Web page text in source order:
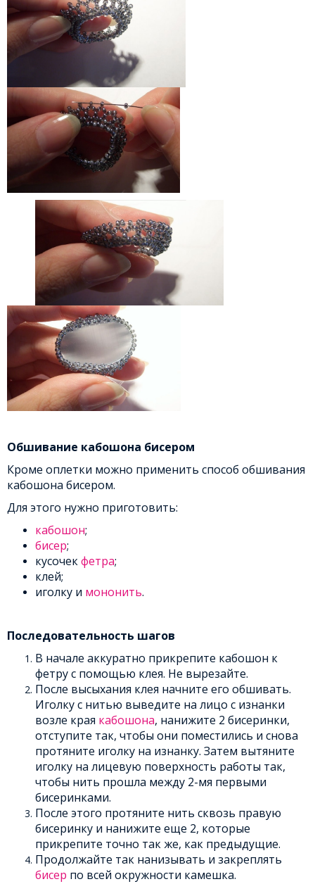
Обшивание кабошона бисером
Кроме оплетки можно применить способ обшивания
кабошона бисером.
Для этого нужно приготовить:
кабошон;
бисер;
кусочекфетра;
клей;
иголку и мононить.
Последовательность шагов
В начале аккуратно прикрепите кабошон к
фетру с помощью клея. Не вырезайте.
После высыхания клея начните его обшивать.
Иголку с нитью выведите на лицо с изнанки
возле края кабошона, нанижите 2 бисеринки,
отступите так, чтобы они поместились и снова
протяните иголку на изнанку. Затем вытяните
иголку на лицевую поверхность работы так,
чтобы нить прошла между 2-мя первыми
бисеринками.
После этого протяните нить сквозь правую
бисеринку и нанижите еще 2, которые
прикрепите точно так же, как предыдущие.
Продолжайте так нанизывать и закреплять
бисер по всей окружности камешка.